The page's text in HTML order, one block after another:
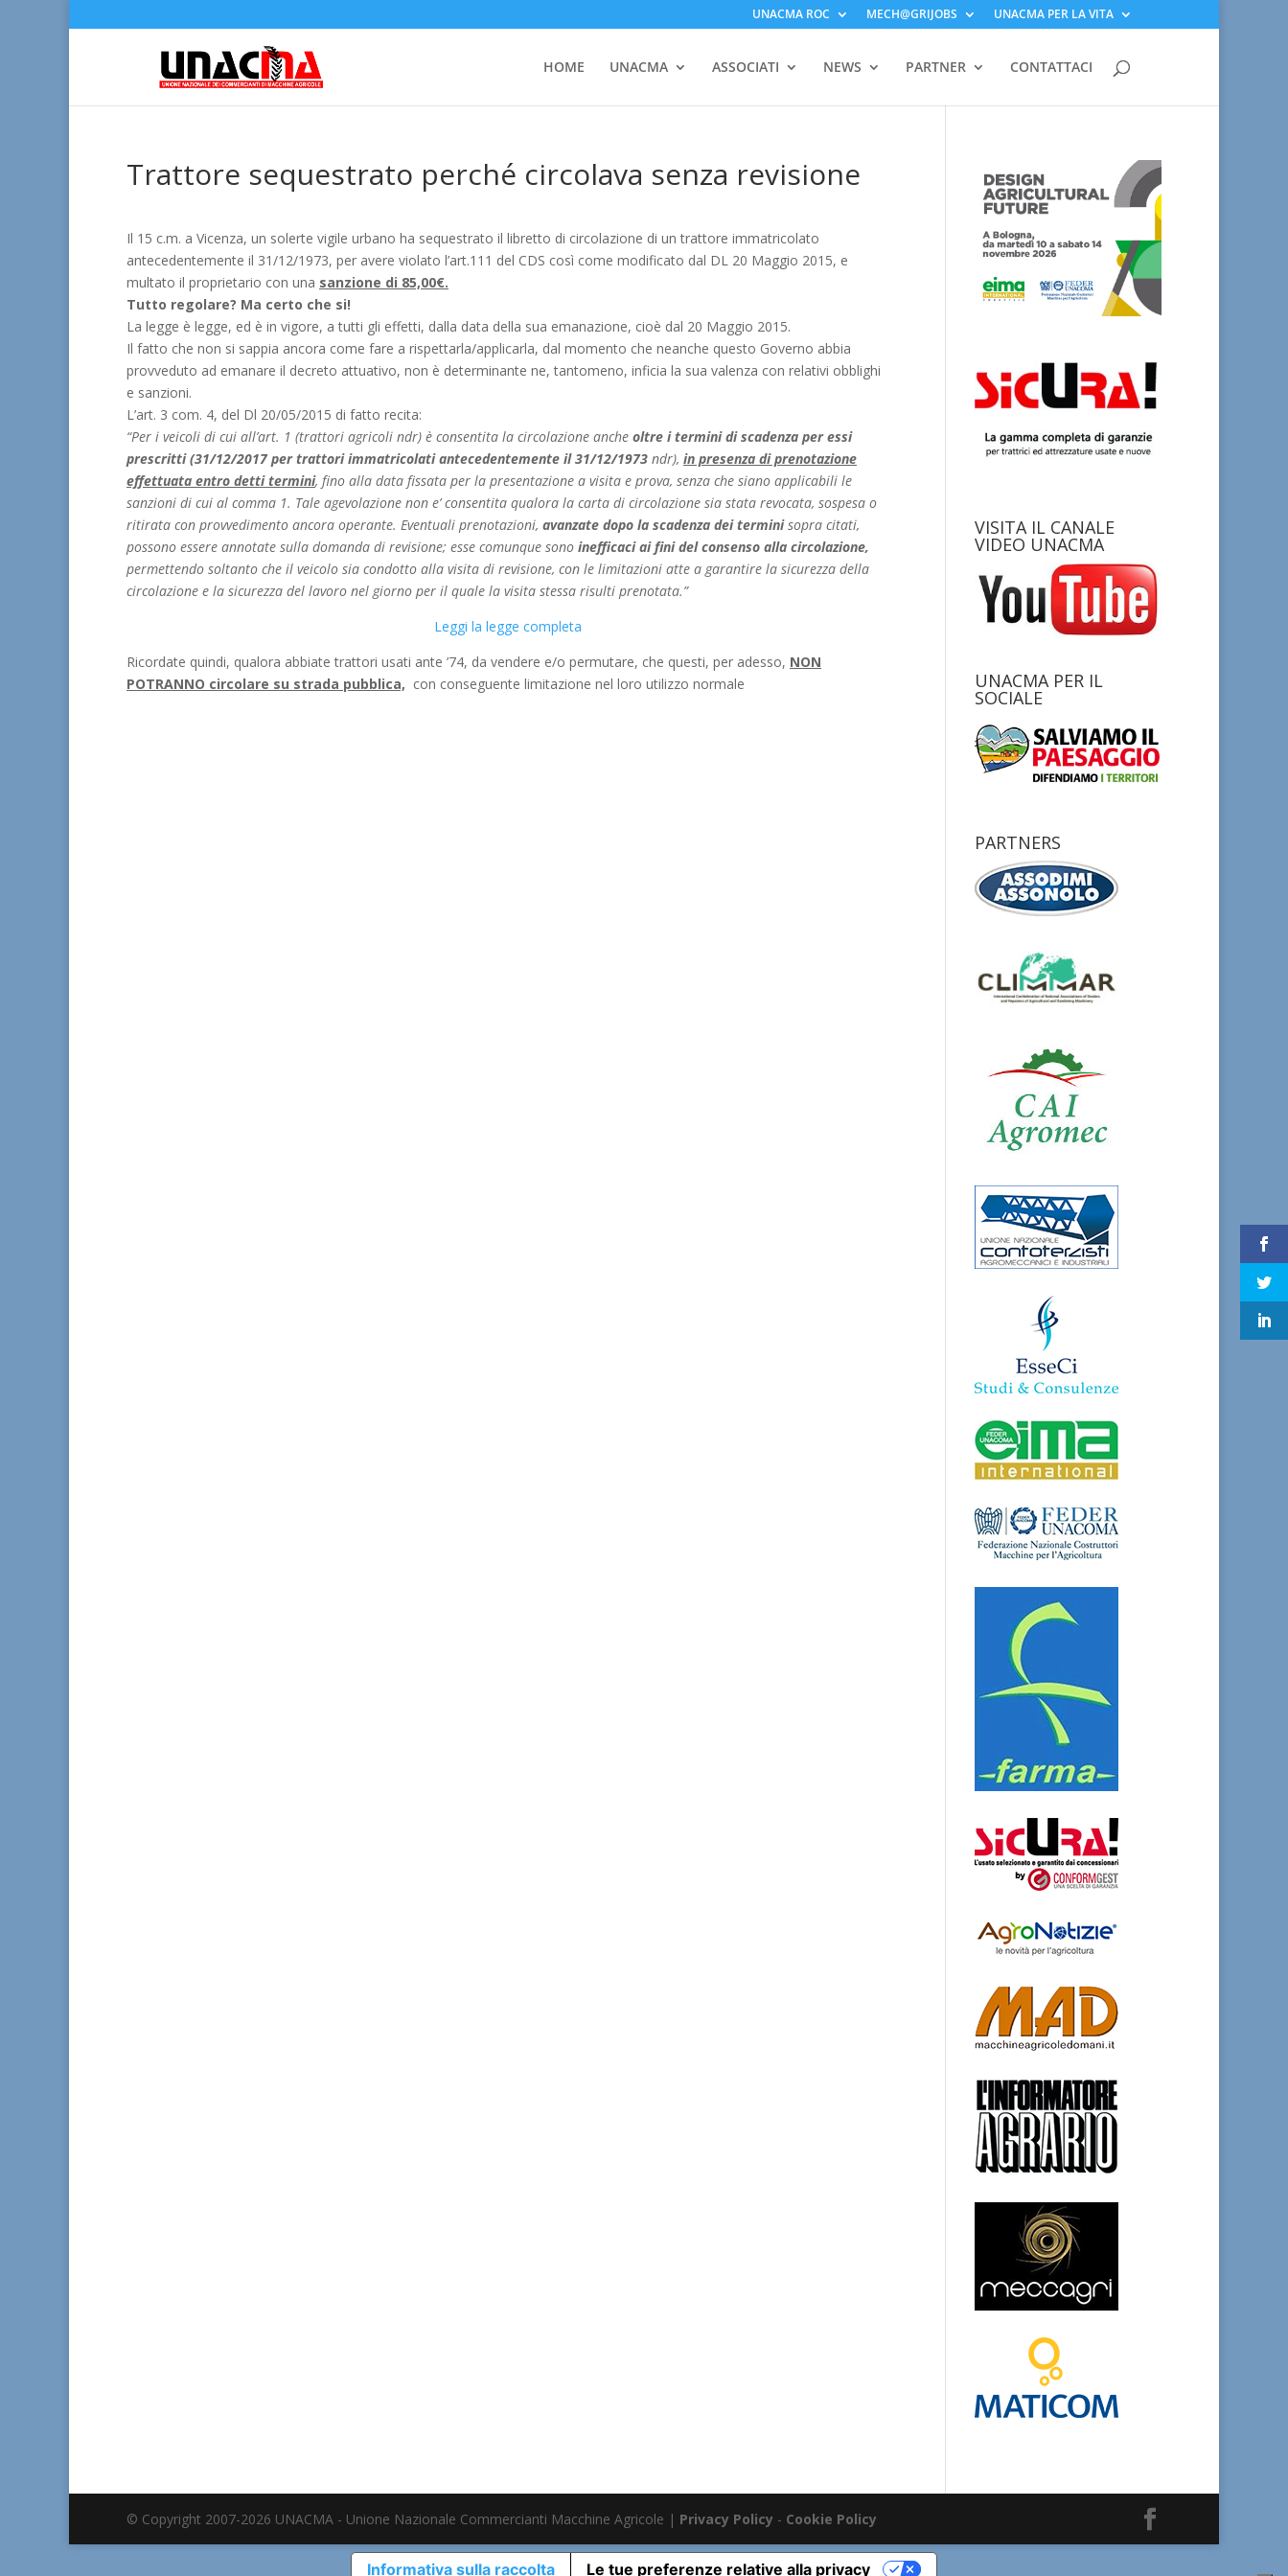
UNACMA ROC MECH@GRIJOBS UNACMA PER LA VITA
HOME UNACMA ASSOCIATI NEWS PARTNER CONTATTACI
Trattore sequestrato perché circolava senza revisione
Il 15 c.m. a Vicenza, un solerte vigile urbano ha sequestrato il libretto di circolazione di un trattore immatricolato
antecedentemente il 31/12/1973, per avere violato l’art.111 del CDS così come modificato dal DL 20 Maggio 2015, e
multato il proprietario con una sanzione di 85,00€.
Tutto regolare? Ma certo che si!
La legge è legge, ed è in vigore, a tutti gli effetti, dalla data della sua emanazione, cioè dal 20 Maggio 2015.
Il fatto che non si sappia ancora come fare a rispettarla/applicarla, dal momento che neanche questo Governo abbia
provveduto ad emanare il decreto attuativo, non è determinante ne, tantomeno, inficia la sua valenza con relativi obblighi
e sanzioni.
L’art. 3 com. 4, del Dl 20/05/2015 di fatto recita:
“Per i veicoli di cui all’art. 1 (trattori agricoli ndr) è consentita la circolazione anche oltre i termini di scadenza per essi
prescritti (31/12/2017 per trattori immatricolati antecedentemente il 31/12/1973 ndr), in presenza di prenotazione
effettuata entro detti termini, fino alla data fissata per la presentazione a visita e prova, senza che siano applicabili le
sanzioni di cui al comma 1. Tale agevolazione non e’ consentita qualora la carta di circolazione sia stata revocata, sospesa o
ritirata con provvedimento ancora operante. Eventuali prenotazioni, avanzate dopo la scadenza dei terminisopra citati,
possono essere annotate sulla domanda di revisione; esse comunque sono inefficaci ai fini del consenso alla circolazione,
permettendo soltanto che il veicolo sia condotto alla visita di revisione, con le limitazioni atte a garantire la sicurezza della
circolazione e la sicurezza del lavoro nel giorno per il quale la visita stessa risulti prenotata.”
Leggi la legge completa
Ricordate quindi, qualora abbiate trattori usati ante ’74, da vendere e/o permutare, che questi, per adesso, NON
POTRANNO circolare su strada pubblica, con conseguente limitazione nel loro utilizzo normale
VISITA IL CANALE
VIDEO UNACMA
UNACMA PER IL
SOCIALE
PARTNERS
© Copyright 2007-2026 UNACMA - Unione Nazionale Commercianti Macchine Agricole | Privacy Policy - Cookie Policy
Informativa sulla raccolta Le tue preferenze relative alla privacy